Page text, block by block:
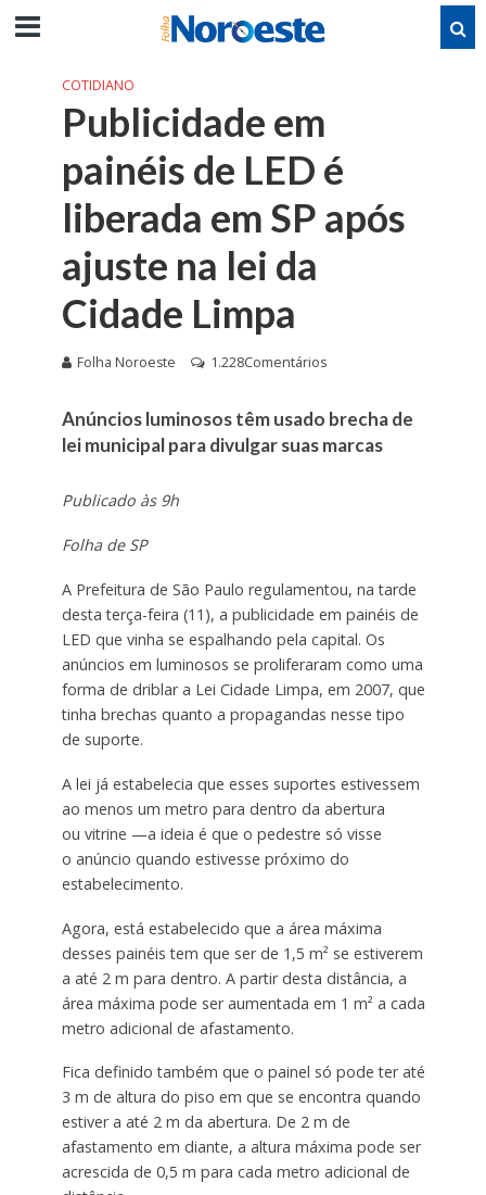
COTIDIANO
Publicidade em
painéis de LED é
liberada em SP após
ajuste na lei da
Cidade Limpa
Folha Noroeste 1.228Comentários
Anúncios luminosos têm usado brecha de
lei municipal para divulgar suas marcas
Publicado às 9h
Folha de SP
A Prefeitura de São Paulo regulamentou, na tarde
desta terça-feira (11), a publicidade em painéis de
LED que vinha se espalhando pela capital. Os
anúncios em luminosos se proliferaram como uma
forma de driblar a Lei Cidade Limpa, em 2007, que
tinha brechas quanto a propagandas nesse tipo
de suporte.
A lei já estabelecia que esses suportes estivessem
ao menos um metro para dentro da abertura
ou vitrine —a ideia é que o pedestre só visse
o anúncio quando estivesse próximo do
estabelecimento.
Agora, está estabelecido que a área máxima
desses painéis tem que ser de 1,5 m² se estiverem
a até 2 m para dentro. A partir desta distância, a
área máxima pode ser aumentada em 1 m² a cada
metro adicional de afastamento.
Fica definido também que o painel só pode ter até
3 m de altura do piso em que se encontra quando
estiver a até 2 m da abertura. De 2 m de
afastamento em diante, a altura máxima pode ser
acrescida de 0,5 m para cada metro adicional de